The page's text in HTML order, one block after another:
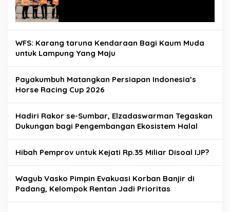
WFS: Karang taruna Kendaraan Bagi Kaum Muda
untuk Lampung Yang Maju
Payakumbuh Matangkan Persiapan Indonesia’s
Horse Racing Cup 2026
Hadiri Rakor se-Sumbar, Elzadaswarman Tegaskan
Dukungan bagi Pengembangan Ekosistem Halal
Hibah Pemprov untuk Kejati Rp.35 Miliar Disoal IJP?
Wagub Vasko Pimpin Evakuasi Korban Banjir di
Padang, Kelompok Rentan Jadi Prioritas